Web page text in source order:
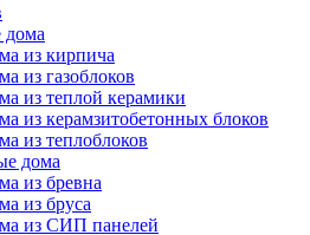
из кирпича
из газоблоков
из теплой керамики
из керамзитобетонных блоков
из теплоблоков
дома
из бревна
из бруса
из СИП панелей